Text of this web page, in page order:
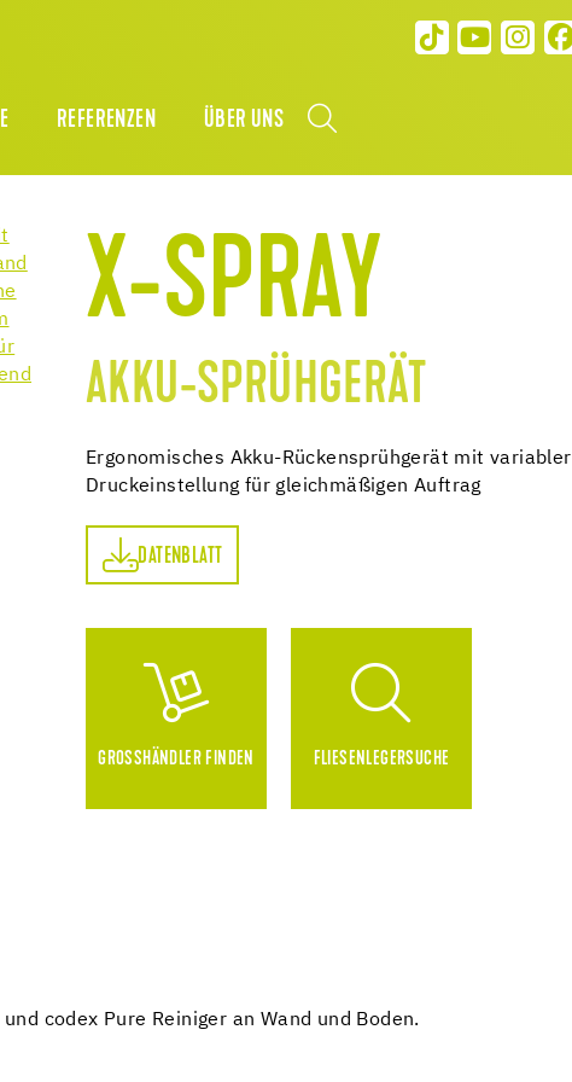
REFERENZEN ÜBER UNS
X-SPRAY
AKKU-SPRÜHGERÄT
Ergonomisches Akku-Rückensprühgerät mit variabler
Druckeinstellung für gleichmäßigen Auftrag
DATENBLATT
GROSSHÄNDLER FINDEN FLIESENLEGERSUCHE
codex Pure Reiniger an Wand und Boden.